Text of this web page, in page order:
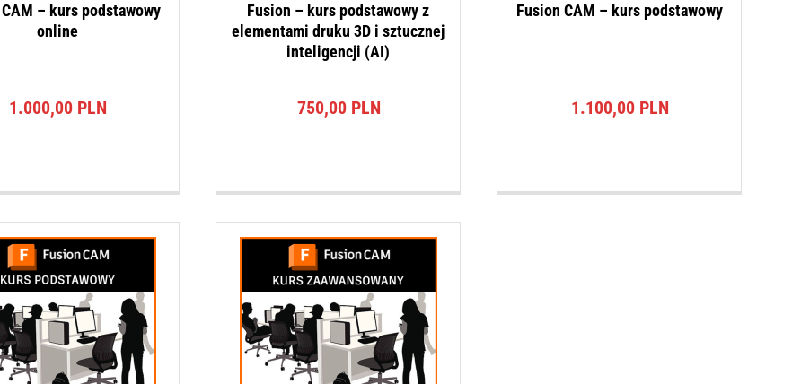
– kurs podstawowy
online
1.000,00 PLN
Fusion – kurs podstawowy z
elementami druku 3D i sztucznej
inteligencji (AI)
750,00 PLN
Fusion CAM – kurs podstawowy
1.100,00 PLN